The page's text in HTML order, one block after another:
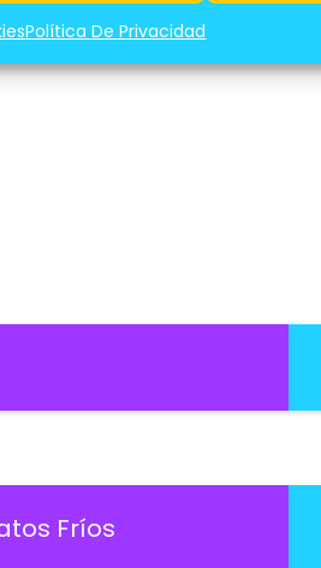
Política De Privacidad
Fríos